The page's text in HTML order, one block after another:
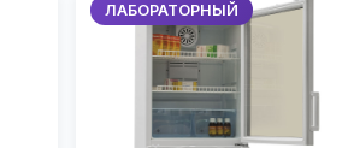
ЛАБОРАТОРНЫЙ